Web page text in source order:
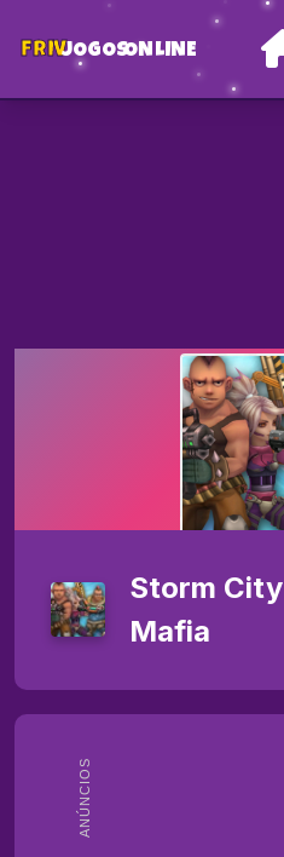
FRIVJOGOSONLINE
ANÚNCIOS
Storm City
Mafia